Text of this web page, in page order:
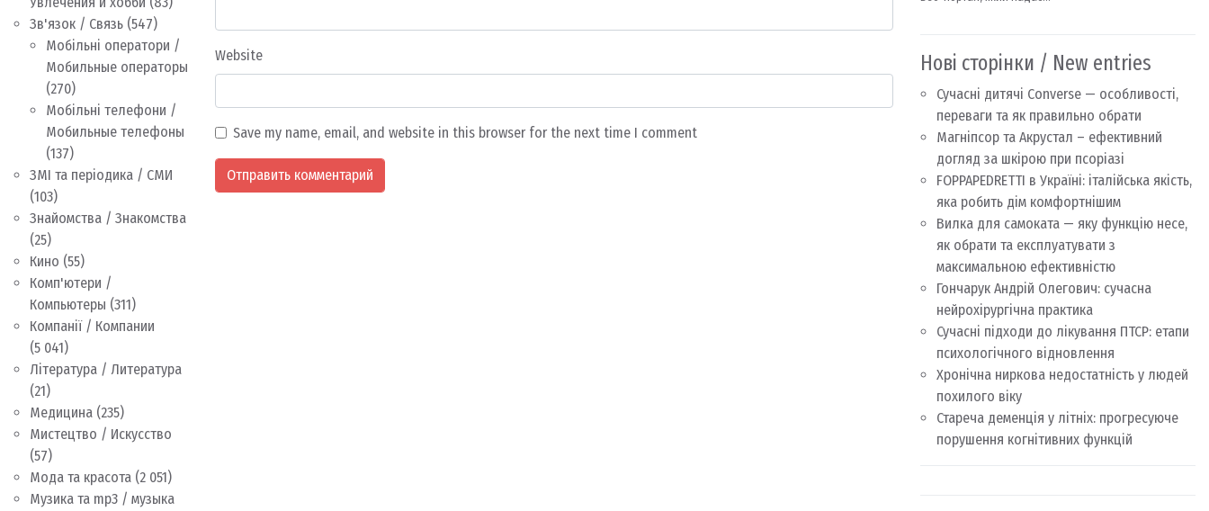
Зв'язок / Связь (547)
Мобільні оператори /
Мобильные операторы
(270)
Мобільні телефони /
Мобильные телефоны
(137)
ЗМІ та періодика / СМИ
(103)
Знайомства / Знакомства
(25)
Кино (55)
Комп'ютери /
Компьютеры (311)
Компанії / Компании
(5 041)
Література / Литература
(21)
Медицина (235)
Мистецтво / Искусство
(57)
Мода та красота (2 051)
Музика та mp3 / музыка
Website
Save my name, email, and website in this browser for the next time I comment
Нові сторінки / New entries
Сучасні дитячі Converse — особливості,
переваги та як правильно обрати
Магніпсор та Акрустал – ефективний
догляд за шкірою при псоріазі
FOPPAPEDRETTI в Україні: італійська якість,
яка робить дім комфортнішим
Вилка для самоката — яку функцію несе,
як обрати та експлуатувати з
максимальною ефективністю
Гончарук Андрій Олегович: сучасна
нейрохірургічна практика
Сучасні підходи до лікування ПТСР: етапи
психологічного відновлення
Хронічна ниркова недостатність у людей
похилого віку
Стареча деменція у літніх: прогресуюче
порушення когнітивних функцій